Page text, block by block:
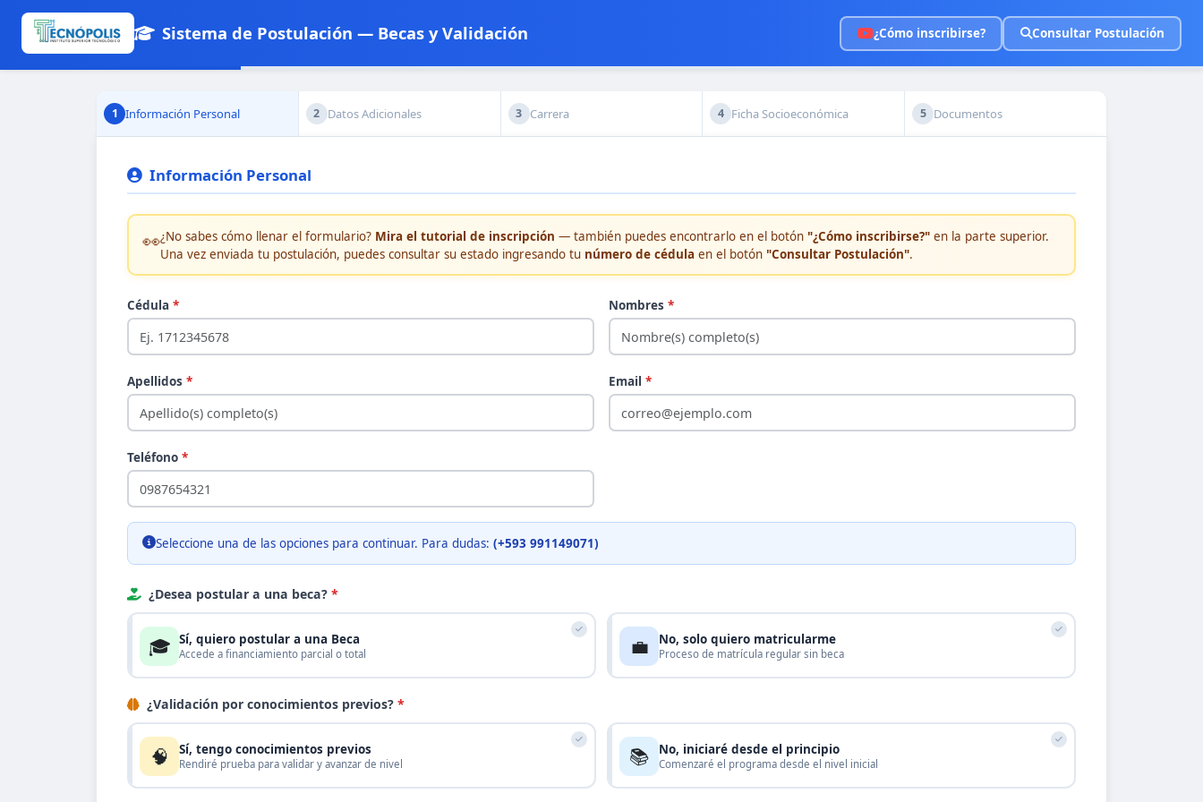
Sistema de Postulación — Becas y Validación ¿Cómo inscribirse? Consultar Postulación
1 Información Personal 2 Datos Adicionales 3 Carrera 4 Ficha Socioeconómica 5 Documentos
Información Personal
👀¿No sabes cómo llenar el formulario? Mira el tutorial de inscripción — también puedes encontrarlo en el botón "¿Cómo inscribirse?"en la parte superior.
Una vez enviada tu postulación, puedes consultar su estado ingresando tu número de cédulaen el botón "Consultar Postulación".
Cédula * Nombres *
Apellidos * Email *
Teléfono *
Seleccione una de las opciones para continuar. Para dudas: (+593 991149071)
¿Desea postular a una beca? *
🎓 Sí, quiero postular a una Beca
Accede a financiamiento parcial o total 💼 No, solo quiero matricularme
Proceso de matrícula regular sin beca
¿Validación por conocimientos previos? *
🧠 Sí, tengo conocimientos previos
Rendiré prueba para validar y avanzar de nivel 📚 No, iniciaré desde el principio
Comenzaré el programa desde el nivel inicial